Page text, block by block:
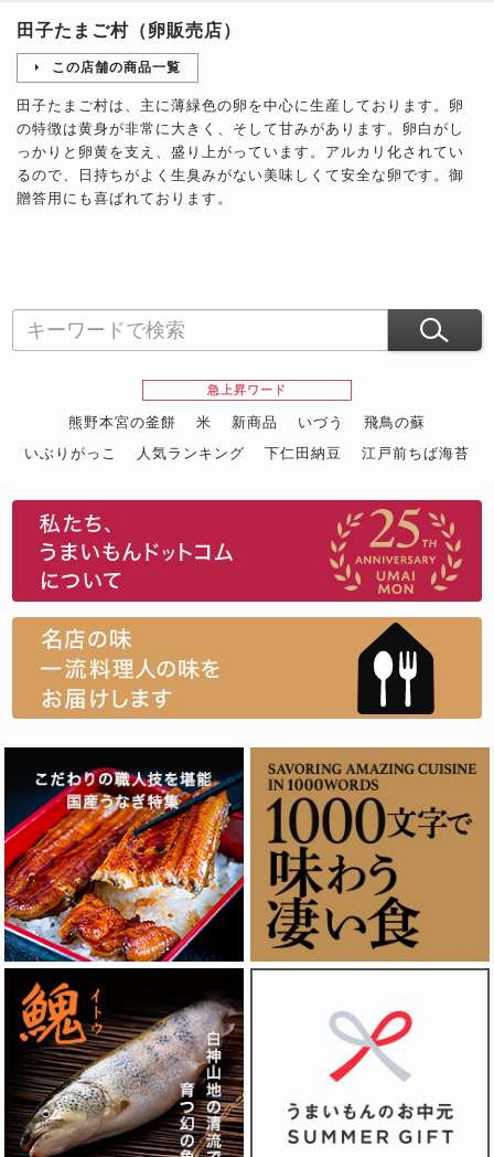
田子たまご村（卵販売店）
この店舗の商品一覧
田子たまご村は、主に薄緑色の卵を中心に生産しております。卵
の特徴は黄身が非常に大きく、そして甘みがあります。卵白がし
っかりと卵黄を支え、盛り上がっています。アルカリ化されてい
るので、日持ちがよく生臭みがない美味しくて安全な卵です。御
贈答用にも喜ばれております。
急上昇ワード
熊野本宮の釜餅 米 新商品 いづう
飛鳥の蘇
いぶりがっこ
人気ランキング 下仁田納豆
江戸前ちば海苔